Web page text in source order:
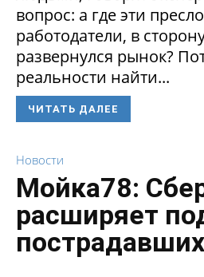
вопрос: а где эти
работодатели, в
развернулся рынок?
реальности найти...
ЧИТАТЬ ДАЛЕЕ
Новости
Мойка78:
расширяет